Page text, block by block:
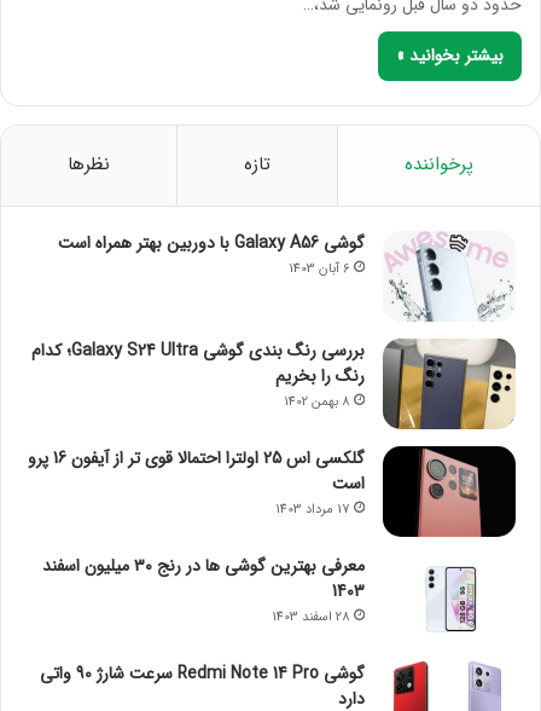
بیشتر بخوانید »
پرخواننده تازه نظرها
گوشی Galaxy A56 با دوربین بهتر همراه است
6 آبان 1403
بررسی رنگ بندی گوشی Galaxy S24 Ultra؛ کدام
رنگ را بخریم
8 بهمن 1402
گلکسی اس 25 اولترا احتمالا قوی تر از آیفون 16 پرو
است
17 مرداد 1403
معرفی بهترین گوشی ها در رنج ۳۰ میلیون اسفند
1403
28 اسفند 1403
گوشی Redmi Note 14 Pro سرعت شارژ 90 واتی
دارد